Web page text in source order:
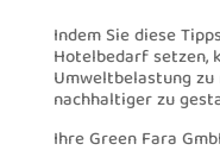
Indem Sie diese
Hotelbedarf setzen,
Umweltbelastung
nachhaltiger zu
Ihre Green Fara